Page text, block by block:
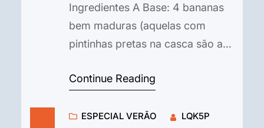
Ingredientes A Base: 4 bananas
bem maduras (aquelas com
pintinhas pretas na casca são as
colher (sopa) de mel, melaço ou
mais doce). Um pingo de extrato
Continue Reading
ESPECIAL VERÃO LQK5P